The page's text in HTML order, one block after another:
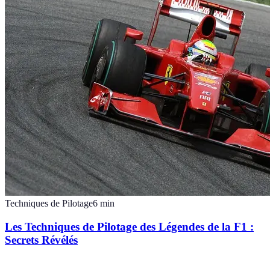
Techniques de Pilotage6 min
Les Techniques de Pilotage des Légendes de la F1 :
Secrets Révélés